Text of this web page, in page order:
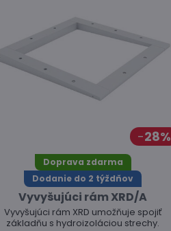
28%
Doprava zdarma
Dodanie do 2 týždňov
Vyvyšujúci rám XRD/A
Vyvyšujúci rám XRD umožňuje spojiť
základňu s hydroizoláciou strechy.